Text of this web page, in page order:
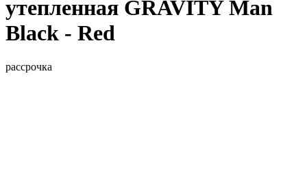
утепленная GRAVITY Man
Black - Red
рассрочка